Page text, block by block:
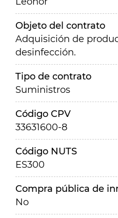
Objeto del contrato
Adquisición de
desinfección.
Tipo de contrato
Suministros
Código CPV
33631600-8
Código NUTS
ES300
Compra pública de
No